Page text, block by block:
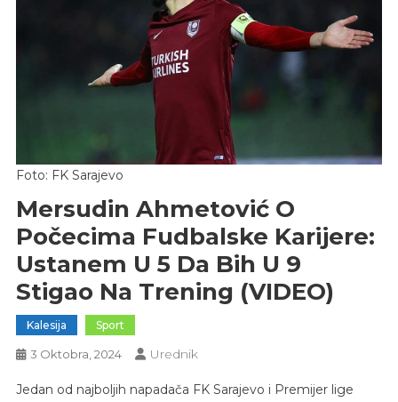
Foto: FK Sarajevo
Mersudin Ahmetović O
Počecima Fudbalske Karijere:
Ustanem U 5 Da Bih U 9
Stigao Na Trening (VIDEO)
Kalesija Sport
3 Oktobra, 2024 Urednik
Jedan od najboljih napadača FK Sarajevo i Premijer lige